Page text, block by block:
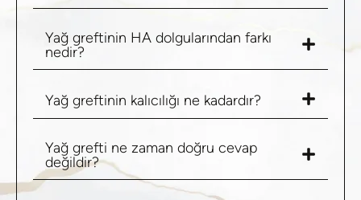
Yağ greftinin HA dolgularından farkı
nedir?
Yağ greftinin kalıcılığı ne kadardır?
Yağ grefti ne zaman doğru cevap
değildir?